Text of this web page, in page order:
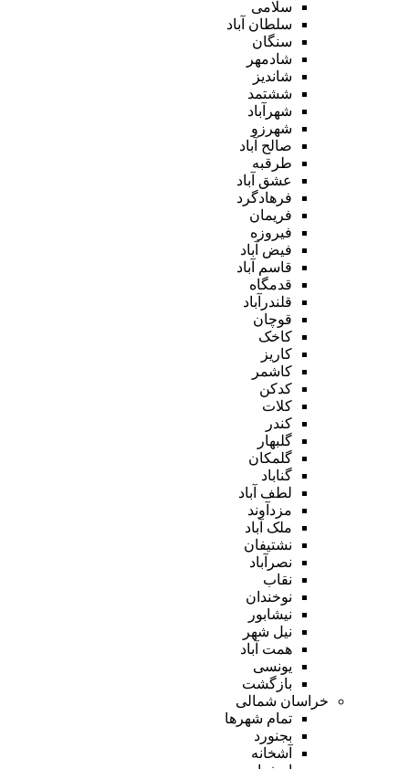
سلامی
سلطان آباد
سنگان
شادمهر
شاندیز
ششتمد
شهرآباد
شهرزو
صالح آباد
طرقبه
عشق آباد
فرهادگرد
فریمان
فیروزه
فیض آباد
قاسم آباد
قدمگاه
قلندرآباد
قوچان
کاخک
کاریز
کاشمر
کدکن
کلات
کندر
گلبهار
گلمکان
گناباد
لطف آباد
مزدآوند
ملک آباد
نشتیفان
نصرآباد
نقاب
نوخندان
نیشابور
نیل شهر
همت آباد
یونسی
بازگشت
خراسان شمالی
تمام شهر‌ها
بجنورد
آشخانه